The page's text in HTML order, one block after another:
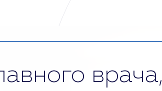
врача,